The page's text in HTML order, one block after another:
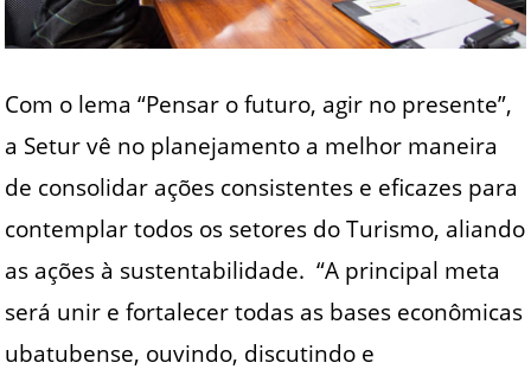
Com o lema “Pensar o futuro, agir no presente”,
a Setur vê no planejamento a melhor maneira
de consolidar ações consistentes e eficazes para
contemplar todos os setores do Turismo, aliando
as ações à sustentabilidade. “A principal meta
será unir e fortalecer todas as bases econômicas
ubatubense, ouvindo, discutindo e